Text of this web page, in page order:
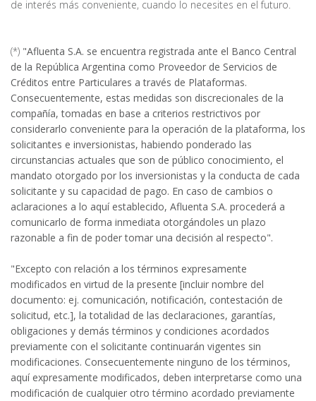
de interés más conveniente, cuando lo necesites en el futuro.
(*) "Afluenta S.A. se encuentra registrada ante el Banco Central
de la República Argentina como Proveedor de Servicios de
Créditos entre Particulares a través de Plataformas.
Consecuentemente, estas medidas son discrecionales de la
compañía, tomadas en base a criterios restrictivos por
considerarlo conveniente para la operación de la plataforma, los
solicitantes e inversionistas, habiendo ponderado las
circunstancias actuales que son de público conocimiento, el
mandato otorgado por los inversionistas y la conducta de cada
solicitante y su capacidad de pago. En caso de cambios o
aclaraciones a lo aquí establecido, Afluenta S.A. procederá a
comunicarlo de forma inmediata otorgándoles un plazo
razonable a fin de poder tomar una decisión al respecto".
"Excepto con relación a los términos expresamente
modificados en virtud de la presente [incluir nombre del
documento: ej. comunicación, notificación, contestación de
solicitud, etc.], la totalidad de las declaraciones, garantías,
obligaciones y demás términos y condiciones acordados
previamente con el solicitante continuarán vigentes sin
modificaciones. Consecuentemente ninguno de los términos,
aquí expresamente modificados, deben interpretarse como una
modificación de cualquier otro término acordado previamente